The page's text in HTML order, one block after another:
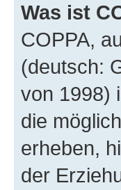
Was ist
COPPA,
(deutsch:
von 1998)
die
erheben,
der